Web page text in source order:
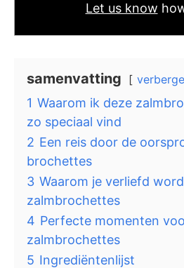
Let us know
samenvatting
1 Waarom ik deze
zo speciaal vind
2 Een reis door de
brochettes
3 Waarom je verliefd
zalmbrochettes
4 Perfecte momenten
zalmbrochettes
5 Ingrediëntenlijst